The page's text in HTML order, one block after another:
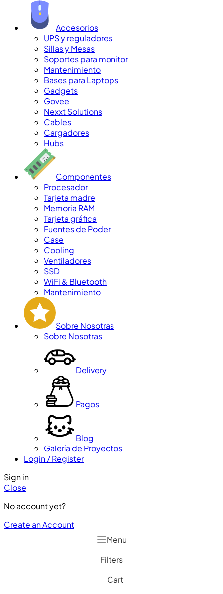
Accesorios
UPS y reguladores
Sillas y Mesas
Soportes para monitor
Mantenimiento
Bases para Laptops
Gadgets
Govee
Nexxt Solutions
Cables
Cargadores
Hubs
Componentes
Procesador
Tarjeta madre
Memoria RAM
Tarjeta gráfica
Fuentes de Poder
Case
Cooling
Ventiladores
SSD
WiFi & Bluetooth
Mantenimiento
Sobre Nosotras
Sobre Nosotras
Delivery
Pagos
Blog
Galería de Proyectos
Login / Register
Sign in
Close
No account yet?
Create an Account
Menu
Filters
Cart